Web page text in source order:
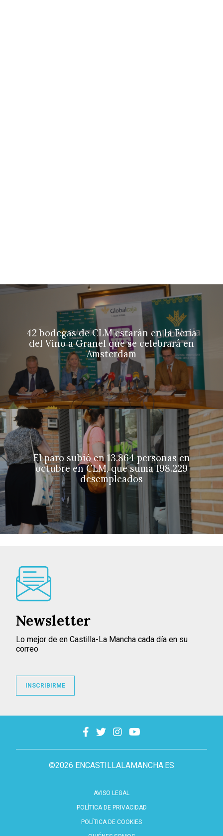
42 bodegas de CLM estarán en la Feria
del Vino a Granel que se celebrará en
Amsterdam
El paro subió en 13.864 personas en
octubre en CLM, que suma 198.229
desempleados
©2026 ENCASTILLALAMANCHA.ES
AVISO LEGAL
POLÍTICA DE PRIVACIDAD
POLÍTICA DE COOKIES
Newsletter
Lo mejor de en Castilla-La Mancha cada día en su
correo
INSCRIBIRME